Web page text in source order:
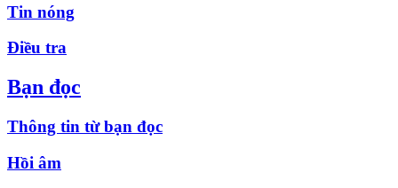
Tin nóng
Điều tra
Bạn đọc
Thông tin từ bạn đọc
Hồi âm